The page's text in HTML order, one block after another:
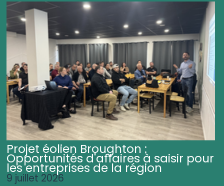
Projet éolien Broughton :
Opportunités d'affaires à saisir pour
les entreprises de la région
9 juillet 2026